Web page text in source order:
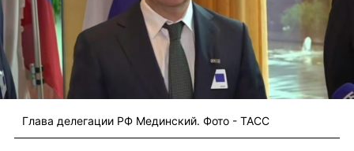
Глава делегации РФ Мединский. Фото - ТАСС